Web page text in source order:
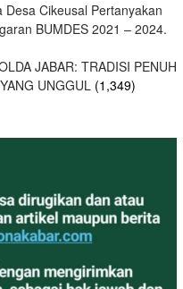
Cikeusal Pertanyakan
BUMDES 2021 – 2024.
JABAR: TRADISI PENUH
UNGGUL (1,349)